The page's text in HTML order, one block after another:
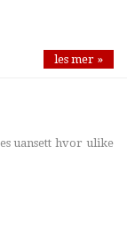
les mer »
uansett hvor ulike